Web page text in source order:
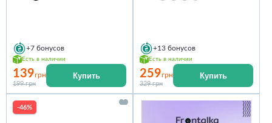
+7 бонусов
Есть в наличии
139грн
199 грн
Купить
+13 бонусов
Есть в наличии
259грн
329 грн
Купить
-46%